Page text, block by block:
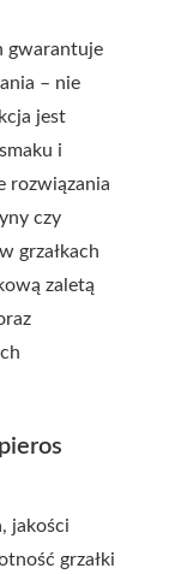
gwarantuje
– nie
jest
i
rozwiązania
czy
grzałkach
zaletą
jakości
grzałki